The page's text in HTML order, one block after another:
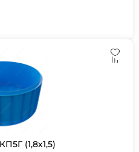
(1,8х1,5)